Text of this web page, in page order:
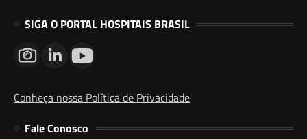
SIGA O PORTAL HOSPITAIS BRASIL
Conheça nossa Política de Privacidade
Fale Conosco